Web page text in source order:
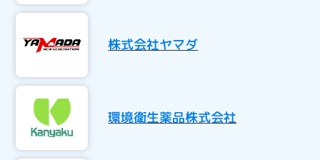
株式会社ヤマダ
環境衛生薬品株式会社